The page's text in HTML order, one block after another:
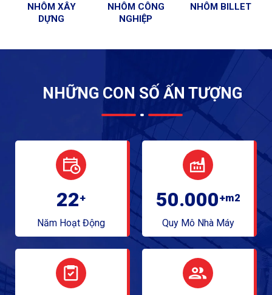
NHÔM XÂY
DỰNG
NHÔM CÔNG
NGHIỆP
NHÔM BILLET
NHỮNG CON SỐ ẤN TƯỢNG
22+
Năm Hoạt Động
50.000+m2
Quy Mô Nhà Máy